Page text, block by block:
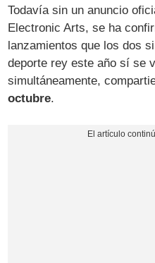
Todavía sin un anuncio
Electronic Arts, se ha
lanzamientos que los dos
deporte rey este año sí se
simultáneamente,
octubre.